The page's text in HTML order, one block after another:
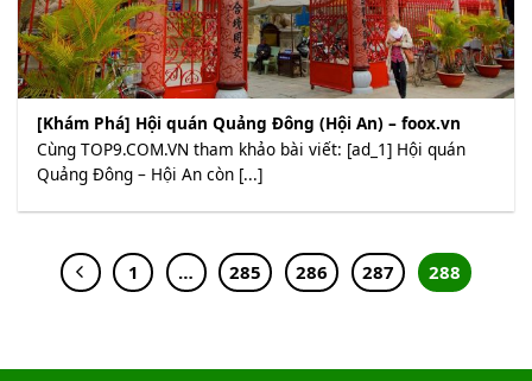
[Khám Phá] Hội quán Quảng Đông (Hội An) – foox.vn
Cùng TOP9.COM.VN tham khảo bài viết: [ad_1] Hội quán
Quảng Đông – Hội An còn [...]
1 … 285 286 287 288